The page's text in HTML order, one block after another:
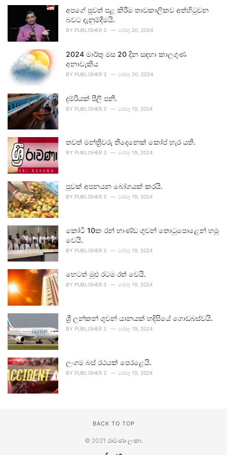
අපගේ පුවත් පළ කිරීම තාවකාලිකව අත්හිටුවන
බවට දැනුම්දීමයි.
BY PUBLISHER 3 මාර්තු 20, 2024
2024 මාර්තු මස 20 දින සඳහා කාලගුණ
අනාවැකිය
BY PUBLISHER 3 මාර්තු 20, 2024
දුම්රියක් පීලි පනී.
BY PUBLISHER 3 මාර්තු 19, 2024
තවත් මන්ත්‍රීවරු තිදෙනෙක් කෝප් හැර යති.
BY PUBLISHER 3 මාර්තු 19, 2024
පුවක් අපනයන බෝගයක් කරයි.
BY PUBLISHER 3 මාර්තු 19, 2024
කෝටි 10ක රන් භාණ්ඩ ගුවන් තොටුපොළෙන් හමු
වෙයි.
BY PUBLISHER 3 මාර්තු 19, 2024
හෙටත් මුළු රටම රත් වෙයි.
BY PUBLISHER 3 මාර්තු 19, 2024
ශ්‍රී ලන්කන් ගුවන් යානයක් හදිසියේ ගොඩබස්වයි.
BY PUBLISHER 3 මාර්තු 19, 2024
ලංගම බස් රථයක් පෙරළෙයි.
BY PUBLISHER 3 මාර්තු 19, 2024
BACK TO TOP
© 2021 රාවණා ලංකා.